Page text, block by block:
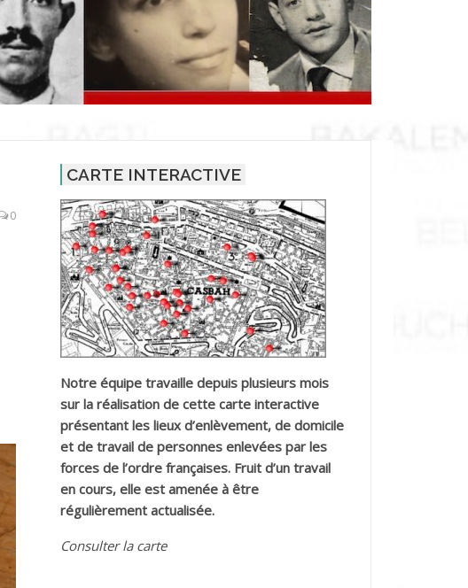
0
CARTE INTERACTIVE
Notre équipe travaille depuis plusieurs mois
sur la réalisation de cette carte interactive
présentant les lieux d’enlèvement, de domicile
et de travail de personnes enlevées par les
forces de l’ordre françaises. Fruit d’un travail
en cours, elle est amenée à être
régulièrement actualisée.
Consulter la carte